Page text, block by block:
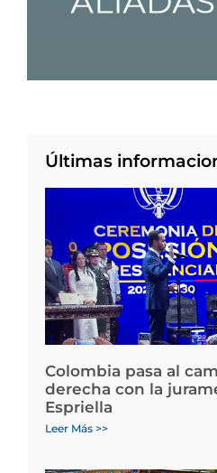
Últimas
Colombia pasa al
derecha con la
Espriella
Leer Más >>